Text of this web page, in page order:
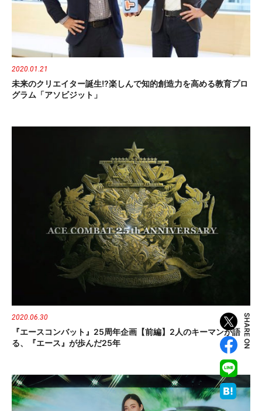
SHARE ON
2020.01.21
未来のクリエイター誕生!?楽しんで知的創造力を高める教育プロ
グラム「アソビジット」
2020.06.30
『エースコンバット』25周年企画【前編】2人のキーマンが語
る、『エース』が歩んだ25年